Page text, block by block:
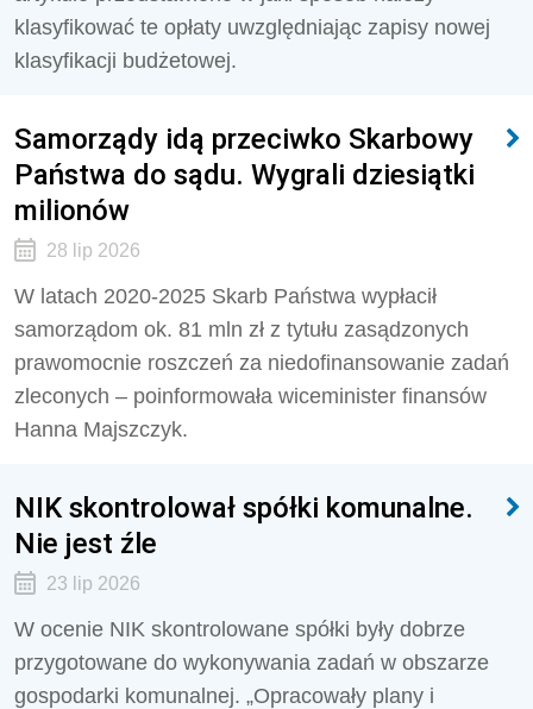
klasyfikować te opłaty uwzględniając zapisy nowej
klasyfikacji budżetowej.
Samorządy idą przeciwko Skarbowy
Państwa do sądu. Wygrali dziesiątki
milionów
28 lip 2026
W latach 2020-2025 Skarb Państwa wypłacił
samorządom ok. 81 mln zł z tytułu zasądzonych
prawomocnie roszczeń za niedofinansowanie zadań
zleconych – poinformowała wiceminister finansów
Hanna Majszczyk.
NIK skontrolował spółki komunalne.
Nie jest źle
23 lip 2026
W ocenie NIK skontrolowane spółki były dobrze
przygotowane do wykonywania zadań w obszarze
gospodarki komunalnej. „Opracowały plany i